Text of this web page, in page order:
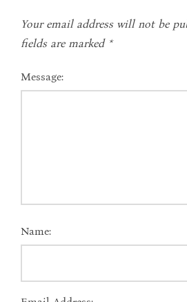
Your email address will not be
fields are marked *
Message:
Name: